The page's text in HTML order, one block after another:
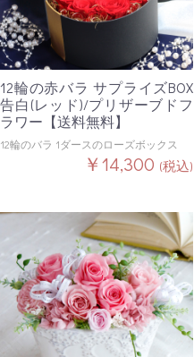
12輪の赤バラ サプライズBOX
告白(レッド)/プリザーブドフ
ラワー【送料無料】
12輪のバラ 1ダースのローズボックス
￥14,300 (税込)